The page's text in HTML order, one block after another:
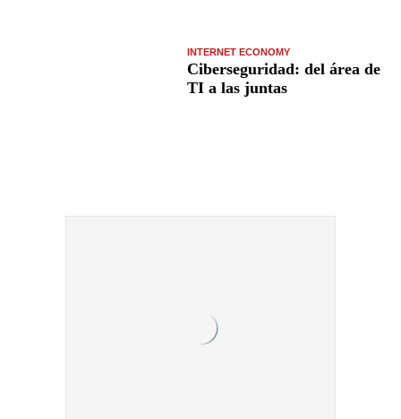
INTERNET ECONOMY
Ciberseguridad: del área de
TI a las juntas